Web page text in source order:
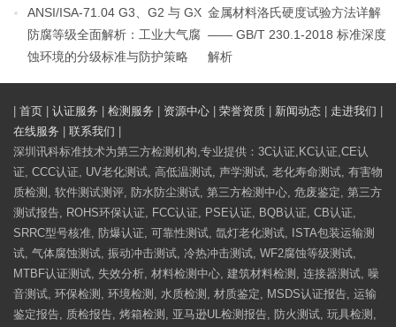
ANSI/ISA-71.04 G3、G2 与 GX
防腐等级全面解析：工业大气腐
蚀环境的分级标准与防护策略
金属材料洛氏硬度试验方法详解
—— GB/T 230.1-2018 标准深度
解析
首页 认证服务 检测服务 资源中心 荣誉资质 新闻动态 走进我们
在线服务
联系我们
深圳讯科标准技术为第三方检测机构,专业提供：3C认证,KC认证,CE认
证, CCC认证, UV老化测试, 高低温测试, 声学测试, 老化寿命测试, 有害物
质检测, 软件测试测评, 防水防尘测试, 第三方检测中心, 危废鉴定, 第三方
测试报告, ROHS环保认证, FCC认证, PSE认证, BQB认证, CB认证,
SRRC型号核准, 防爆认证, 可靠性测试, 氙灯老化测试, ISTA包装运输测
试, 气体腐蚀测试, 振动冲击测试, 冷热冲击测试, WF2腐蚀等级测试,
MTBF认证测试, 失效分析, 材料检测中心, 建筑材料检测, 连接器测试, 噪
音测试, 环保检测, 环境检测, 水质检测, 材质鉴定, MSDS认证报告, 运输
鉴定报告, 质检报告, 烤箱检测, 亚马逊UL检测报告, 防火测试, 玩具检测,